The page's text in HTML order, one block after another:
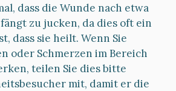
dass die Wunde nach etwa
zu jucken, da dies oft ein
dass sie heilt. Wenn Sie
oder Schmerzen im Bereich
teilen Sie dies bitte
mit, damit er die